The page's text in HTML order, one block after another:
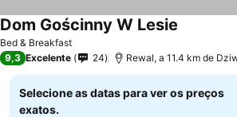
Bed & Breakfast
Dom Gościnny W Lesie
9,3 Excelente 24 Rewal, a 11.4 km de
Selecione as datas para ver os preços
exatos.